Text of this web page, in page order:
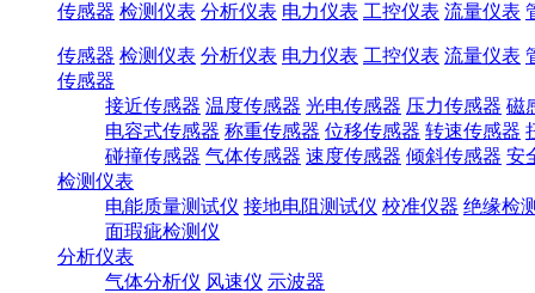
传感器 检测仪表 分析仪表 电力仪表 工控仪表 流量仪表
传感器 检测仪表 分析仪表 电力仪表 工控仪表 流量仪表
传感器
接近传感器 温度传感器 光电传感器 压力传感器 磁
电容式传感器 称重传感器 位移传感器 转速传感器
碰撞传感器 气体传感器 速度传感器 倾斜传感器 安
检测仪表
电能质量测试仪 接地电阻测试仪 校准仪器 绝缘检
面瑕疵检测仪
分析仪表
气体分析仪 风速仪 示波器